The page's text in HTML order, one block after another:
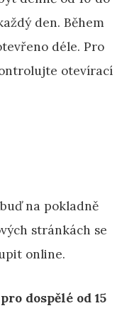
den. Během
déle. Pro
otevírací
na pokladně
stránkách se
online.
pro dospělé od 15